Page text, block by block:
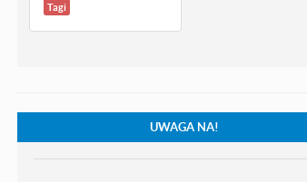
Tagi
UWAGA NA!